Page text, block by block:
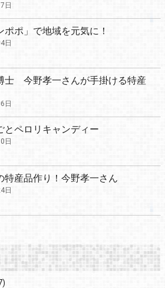
日
ポポ」で地域を元気に！
日
士 今野孝一さんが手掛ける特産
日
とペロリキャンディー
日
特産品作り！今野孝一さん
日